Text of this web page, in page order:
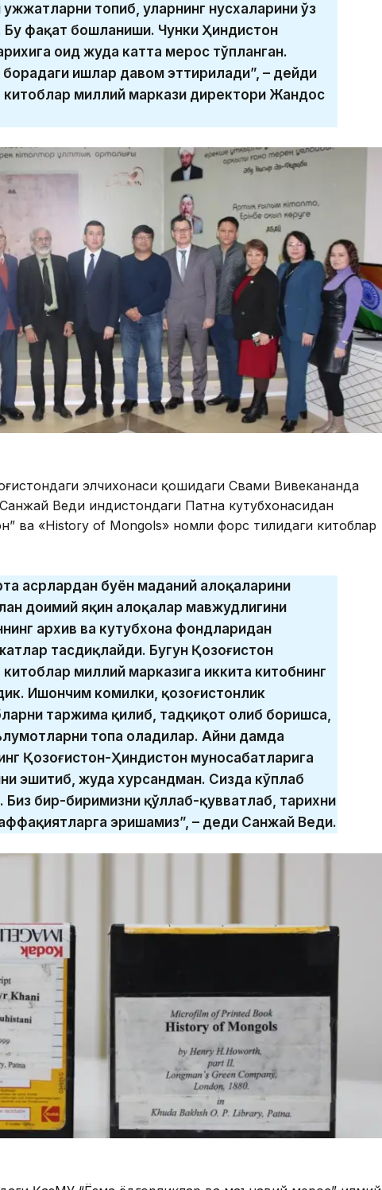
топиб, уларнинг нусхаларини ўз
Бу фақат бошланиши. Чунки Ҳиндистон
оид жуда катта мерос тўпланган.
ишлар давом эттирилади”, – дейди
миллий маркази директори Жандос
элчихонаси қошидаги Свами Вивекананда
Веди Ҳиндистондаги Патна кутубхонасидан
ва «History of Mongols» номли форс тилидаги китоблар
асрлардан буён маданий алоқаларини
доимий яқин алоқалар мавжудлигини
архив ва кутубхона фондларидан
тасдиқлайди. Бугун Қозоғистон
миллий марказига иккита китобнинг
Ишончим комилки, қозоғистонлик
таржима қилиб, тадқиқот олиб боришса,
топа оладилар. Айни дамда
Қозоғистон-Ҳиндистон муносабатларига
эшитиб, жуда хурсандман. Сизда кўплаб
Биз бир-биримизни қўллаб-қувватлаб, тарихни
эришамиз”, – деди Санжай Веди.